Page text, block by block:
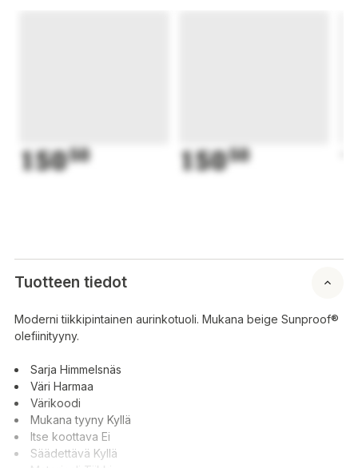
15050 15050
Tuotteen tiedot
Moderni tiikkipintainen aurinkotuoli. Mukana beige Sunproof®
olefiinityyny.
Sarja Himmelsnäs
Väri Harmaa
Värikoodi
Mukana tyyny Kyllä
Itse koottava Ei
Säädettävä Kyllä